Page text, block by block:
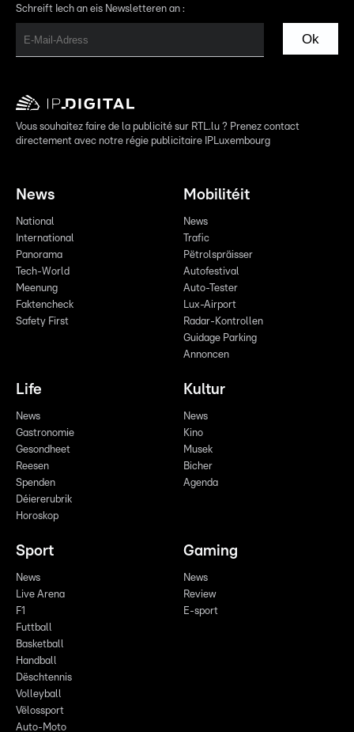
Schreift Iech an eis Newsletteren an :
Ok
Vous souhaitez faire de la publicité sur RTL.lu ? Prenez contact
directement avec notre régie publicitaire IPLuxembourg
News
National
International
Panorama
Tech-World
Meenung
Faktencheck
Safety First
Mobilitéit
News
Trafic
Pëtrolspräisser
Autofestival
Auto-Tester
Lux-Airport
Radar-Kontrollen
Guidage Parking
Annoncen
Life
News
Gastronomie
Gesondheet
Reesen
Spenden
Déiererubrik
Horoskop
Kultur
News
Kino
Musek
Bicher
Agenda
Sport
News
Live Arena
F1
Futtball
Basketball
Handball
Dëschtennis
Volleyball
Vëlossport
Auto-Moto
Gaming
News
Review
E-sport